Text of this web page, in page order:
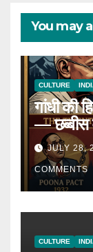
You may
CULTURE
गांधी की
— छब्बीस
JULY 28,
COMMENTS
CULTURE